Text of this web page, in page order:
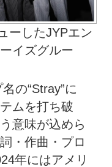
ーしたJYPエン
イズグルー
の“Stray”に
ムを打ち破
意味が込めら
・作曲・プロ
年にはアメリ